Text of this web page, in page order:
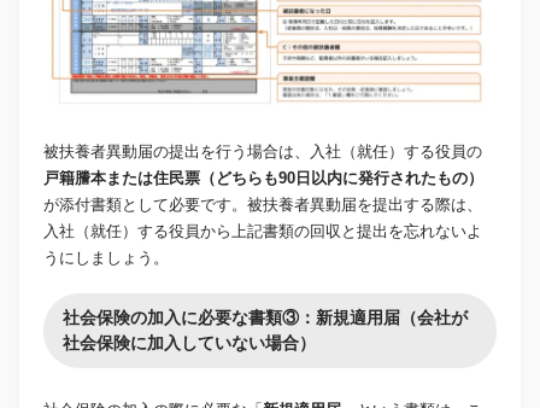
被扶養者異動届の提出を行う場合は、入社（就任）する役員の
戸籍謄本または住民票（どちらも90日以内に発行されたもの）
が添付書類として必要です。被扶養者異動届を提出する際は、
入社（就任）する役員から上記書類の回収と提出を忘れないよ
うにしましょう。
社会保険の加入に必要な書類③：新規適用届（会社が
社会保険に加入していない場合）